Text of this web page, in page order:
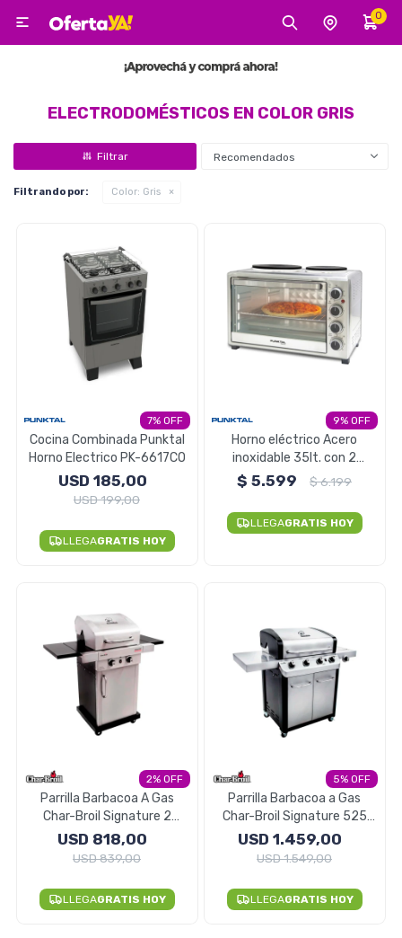
0

ELECTRODOMÉSTICOS EN COLOR GRIS
Recomendados
Filtrando por: Color: Gris
7
Cocina Combinada Punktal
Horno Electrico PK-6617CO
USD 185,00
USD199,00
LLEGAGRATIS HOY
9
Horno eléctrico Acero
inoxidable 35lt. con 2
anafes Punktal 1500W
$ 5.599 $6.199
LLEGAGRATIS HOY
2
Parrilla Barbacoa A Gas
Char-Broil Signature 2
Quemadores 4 Ruedas
USD 818,00
USD839,00
LLEGAGRATIS HOY
5
Parrilla Barbacoa a Gas
Char-Broil Signature 525
Ruedas Tapa 4 Quemadores
USD 1.459,00
USD1.549,00
LLEGAGRATIS HOY
MI CUENTA
Tecnología
Tv, Audio y Video
Tecnología
Gaming
Electrodomésticos
Pequeños electrodomésticos
Deportes y Tiempo Libre
Bebés y Niños
Herramientas